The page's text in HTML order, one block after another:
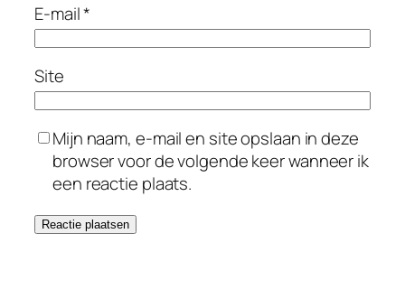
E-mail*
Site
Mijn naam, e-mail en site opslaan in deze
browser voor de volgende keer wanneer ik
een reactie plaats.